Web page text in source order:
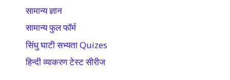
सामान्य ज्ञान
सामान्य फुल फॉर्म
सिंधु घाटी सभ्यता Quizes
हिन्दी व्याकरण टेस्ट सीरीज